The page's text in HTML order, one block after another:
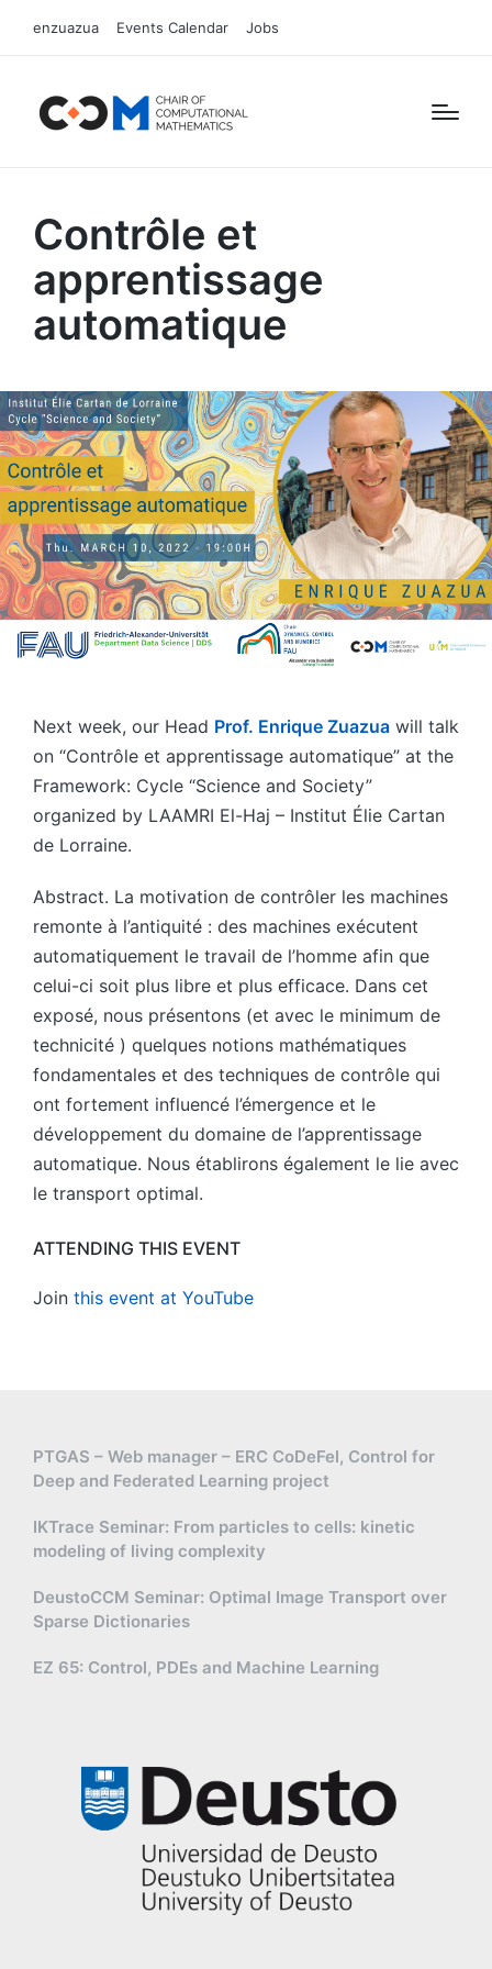
enzuazua Events Calendar Jobs
Contrôle et
apprentissage
automatique
Next week, our Head Prof. Enrique Zuazua will talk
on “Contrôle et apprentissage automatique” at the
Framework: Cycle “Science and Society”
organized by LAAMRI El-Haj – Institut Élie Cartan
de Lorraine.
Abstract. La motivation de contrôler les machines
remonte à l’antiquité : des machines exécutent
automatiquement le travail de l’homme afin que
celui-ci soit plus libre et plus efficace. Dans cet
exposé, nous présentons (et avec le minimum de
technicité ) quelques notions mathématiques
fondamentales et des techniques de contrôle qui
ont fortement influencé l’émergence et le
développement du domaine de l’apprentissage
automatique. Nous établirons également le lie avec
le transport optimal.
ATTENDING THIS EVENT
Join this event at YouTube
PTGAS – Web manager – ERC CoDeFel, Control for
Deep and Federated Learning project
IKTrace Seminar: From particles to cells: kinetic
modeling of living complexity
DeustoCCM Seminar: Optimal Image Transport over
Sparse Dictionaries
EZ 65: Control, PDEs and Machine Learning